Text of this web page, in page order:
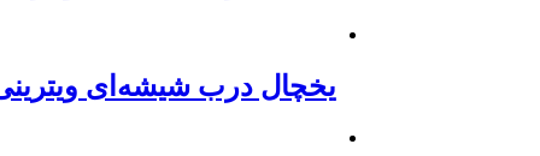
یخچال درب شیشه‌ای ویترینی